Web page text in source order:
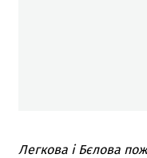
Легкова і Бєлова